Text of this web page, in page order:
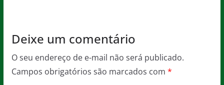
Deixe um comentário
O seu endereço de e-mail não será publicado.
Campos obrigatórios são marcados com *